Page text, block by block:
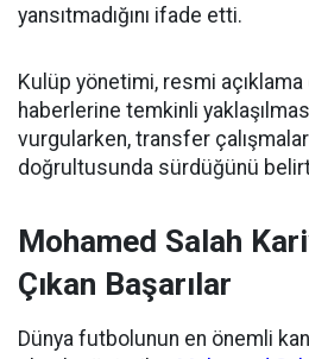
yansıtmadığını ifade etti.
Kulüp yönetimi, resmi açıklama
haberlerine temkinli
vurgularken, transfer
doğrultusunda sürdüğünü
Mohamed Salah
Çıkan Başarılar
Dünya futbolunun en önemli